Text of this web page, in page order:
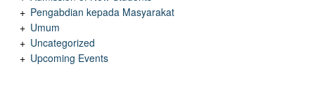
Pengabdian kepada Masyarakat
Umum
Uncategorized
Upcoming Events